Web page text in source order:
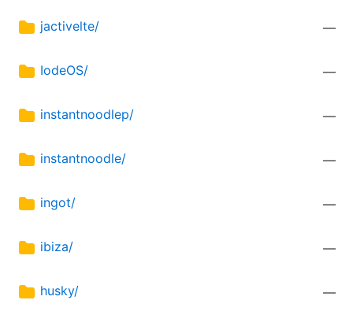
jactivelte/ —
IodeOS/ —
instantnoodlep/ —
instantnoodle/ —
ingot/ —
ibiza/ —
husky/ —